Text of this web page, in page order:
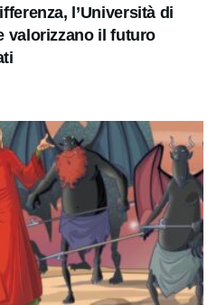
l’Università di
valorizzano il futuro